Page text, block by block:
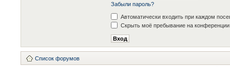
Забыли пароль?
Автоматически входить при каждом
Скрыть моё пребывание на конференции
Список форумов